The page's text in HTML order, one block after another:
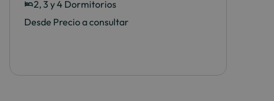
2, 3 y 4 Dormitorios
Desde Precio a consultar